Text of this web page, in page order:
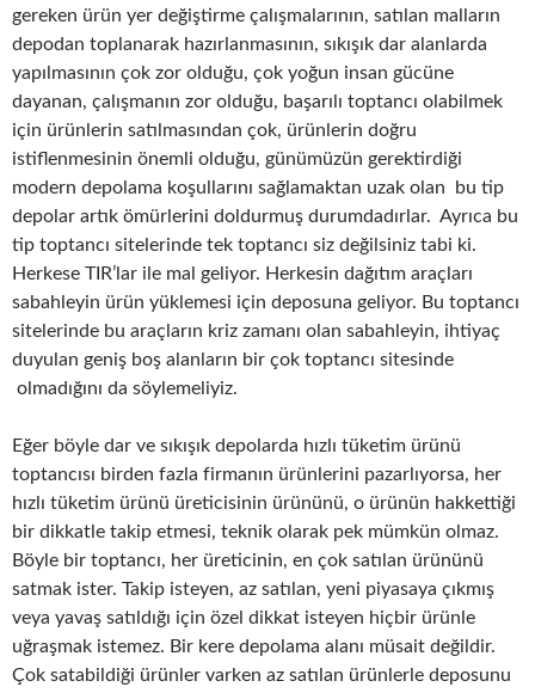
gereken ürün yer değiştirme çalışmalarının, satılan malların
depodan toplanarak hazırlanmasının, sıkışık dar alanlarda
yapılmasının çok zor olduğu, çok yoğun insan gücüne
dayanan, çalışmanın zor olduğu, başarılı toptancı olabilmek
için ürünlerin satılmasından çok, ürünlerin doğru
istiflenmesinin önemli olduğu, günümüzün gerektirdiği
modern depolama koşullarını sağlamaktan uzak olan bu tip
depolar artık ömürlerini doldurmuş durumdadırlar. Ayrıca bu
tip toptancı sitelerinde tek toptancı siz değilsiniz tabi ki.
Herkese TIR’lar ile mal geliyor. Herkesin dağıtım araçları
sabahleyin ürün yüklemesi için deposuna geliyor. Bu toptancı
sitelerinde bu araçların kriz zamanı olan sabahleyin, ihtiyaç
duyulan geniş boş alanların bir çok toptancı sitesinde
olmadığını da söylemeliyiz.
Eğer böyle dar ve sıkışık depolarda hızlı tüketim ürünü
toptancısı birden fazla firmanın ürünlerini pazarlıyorsa, her
hızlı tüketim ürünü üreticisinin ürününü, o ürünün hakkettiği
bir dikkatle takip etmesi, teknik olarak pek mümkün olmaz.
Böyle bir toptancı, her üreticinin, en çok satılan ürününü
satmak ister. Takip isteyen, az satılan, yeni piyasaya çıkmış
veya yavaş satıldığı için özel dikkat isteyen hiçbir ürünle
uğraşmak istemez. Bir kere depolama alanı müsait değildir.
Çok satabildiği ürünler varken az satılan ürünlerle deposunu